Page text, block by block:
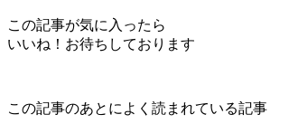
この記事が気に入ったら
いいね！お待ちしております
この記事のあとによく読まれている記事